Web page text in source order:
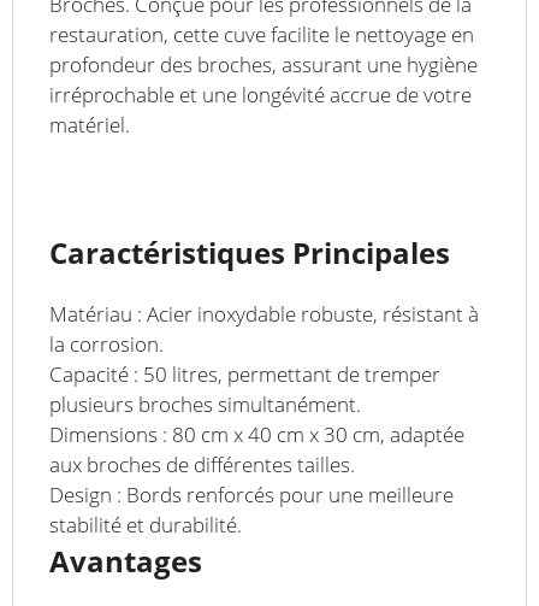
restauration, cette cuve facilite le nettoyage en
profondeur des broches, assurant une hygiène
irréprochable et une longévité accrue de votre
matériel.
Caractéristiques Principales
Matériau : Acier inoxydable robuste, résistant à
la corrosion.
Capacité : 50 litres, permettant de tremper
plusieurs broches simultanément.
Dimensions : 80 cm x 40 cm x 30 cm, adaptée
aux broches de différentes tailles.
Design : Bords renforcés pour une meilleure
stabilité et durabilité.
Avantages